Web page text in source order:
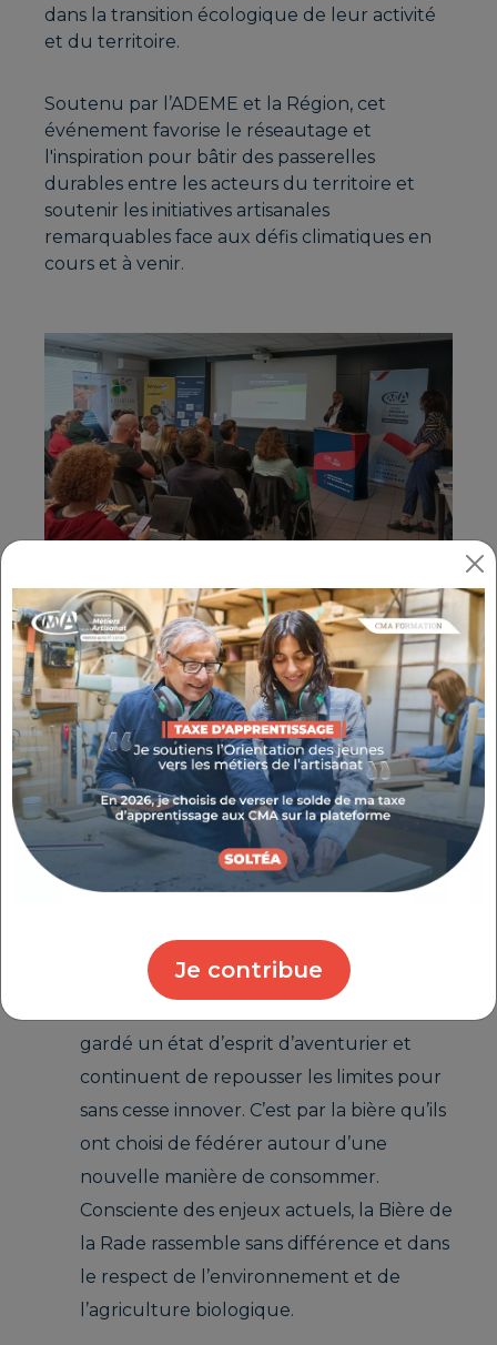
Je contribue
dans la transition écologique de leur activité
et du territoire.
Soutenu par l’ADEME et la Région, cet
événement favorise le réseautage et
l'inspiration pour bâtir des passerelles
durables entre les acteurs du territoire et
soutenir les initiatives artisanales
remarquables face aux défis climatiques en
cours et à venir.
LES ARTISANS ET ACTEURS DU
TERRITOIRE À L'HONNEUR
Pour cette première édition dans le Var, trois
artisan.e.s, une collectivité et une entreprise
partenaire ont été invités à présenter leurs
actions en matière de transition écologique.
Simon Chevillot, cofondateur de
Bière de la Rade, une micro-brasserie
Toulon. Forts de leurs expériences
passées dans le milieu du spectacle, les
gardé un état d’esprit d’aventurier et
continuent de repousser les limites pour
sans cesse innover. C’est par la bière qu’ils
ont choisi de fédérer autour d’une
nouvelle manière de consommer.
Consciente des enjeux actuels, la Bière de
la Rade rassemble sans différence et dans
le respect de l’environnement et de
l’agriculture biologique.